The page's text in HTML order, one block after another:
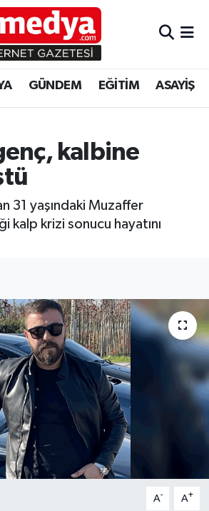
GÜNDEM EĞİTİM ASAYİŞ
kalbine
31 yaşındaki Muzaffer
kalp krizi sonucu hayatını
A- A+
Durumu
Vakitleri
Yoğunluk Haritası
Durumu ve Fikstür